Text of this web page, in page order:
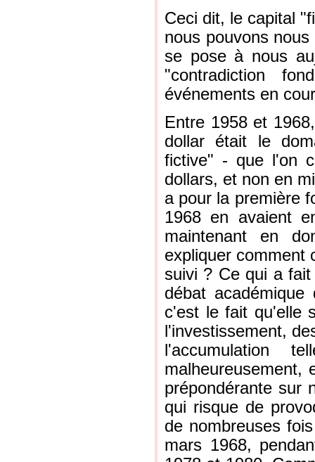
Ceci dit, le capital
nous pouvons
se pose à nous
"contradiction
événements en
Entre 1958 et
dollar était le
fictive" - que l'on
dollars, et non en
a pour la première
1968 en avaient
maintenant en
expliquer comment
suivi ? Ce qui a
débat
c'est le fait qu'elle
l'investissement,
l'accumulation
malheureusement,
prépondérante sur
qui risque de
de nombreuses
mars 1968,